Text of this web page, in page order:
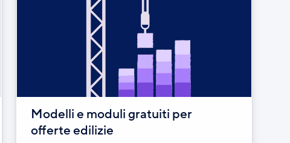
Modelli e moduli gratuiti per
offerte edilizie